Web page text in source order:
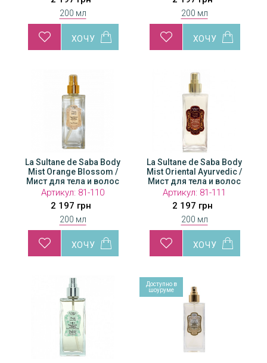
200 мл 200 мл
La Sultane de Saba Body
Mist Orange Blossom /
Мист для тела и волос
Артикул: 81-110
2 197 грн
200 мл
La Sultane de Saba Body
Mist Oriental Ayurvedic /
Мист для тела и волос
Артикул: 81-111
2 197 грн
200 мл
Доступно в
шоуруме